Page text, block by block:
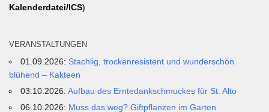
Kalenderdatei/ICS)
VERANSTALTUNGEN
01.09.2026: Stachlig, trockenresistent und wunderschön
blühend – Kakteen
03.10.2026:Aufbau des Erntedankschmuckes für St. Alto
06.10.2026: Muss das weg? Giftpflanzen im Garten